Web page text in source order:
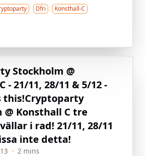
Dfri
Konsthall-C
Stockholm @
- 21/11, 28/11 & 5/12 -
this!Cryptoparty
@ Konsthall C tre
i rad! 21/11, 28/11
inte detta!
· 2 mins